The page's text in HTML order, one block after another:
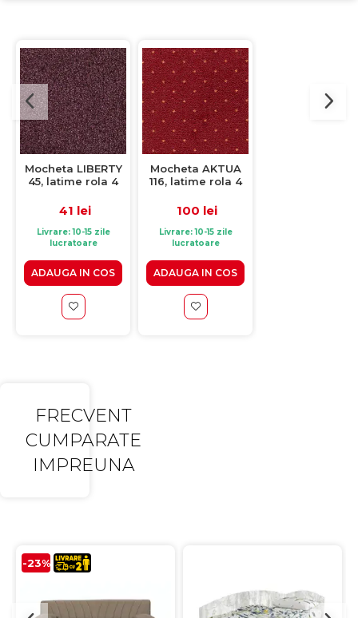
Mocheta LIBERTY
45, latime rola 4
41 lei
Livrare: 10-15 zile
lucratoare
ADAUGA IN COS
Mocheta AKTUA
116, latime rola 4
100 lei
Livrare: 10-15 zile
lucratoare
ADAUGA IN COS
FRECVENT
CUMPARATE
IMPREUNA
-23%